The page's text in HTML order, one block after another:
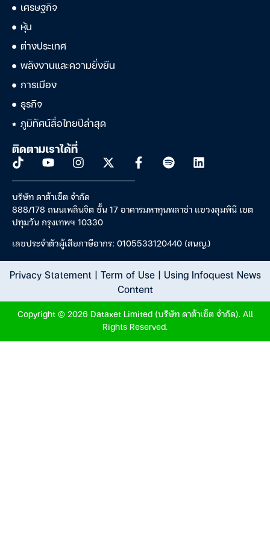
เศรษฐกิจ
หุ้น
ต่างประเทศ
พลังงานและความยั่งยืน
การเมือง
ธุรกิจ
ภูมิทัศน์สื่อไทยปีล่าสุด
ติดตามเราได้ที่
บริษัท ดาต้าเซ็ต จำกัด
888/178 ถนนเพลินจิต ชั้น 17 อาคารมหาทุนพลาซ่า แขวงลุมพินี เขต
ปทุมวัน กรุงเทพฯ 10330
เลขประจำตัวผู้เสียภาษีอากร: 0105533120440 (สนญ.)
Privacy Statement| Term of Use| Using Infoquest News
Content
Copyright © 2026 Dataxet Limited (บริษัท ดาต้าเซ็ต จำกัด). All
Rights Reserved.